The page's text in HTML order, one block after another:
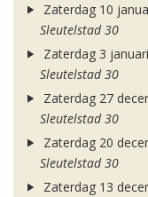
Zaterdag 10
Sleutelstad 30
Zaterdag 3
Sleutelstad 30
Zaterdag 27
Sleutelstad 30
Zaterdag 20
Sleutelstad 30
Zaterdag 13